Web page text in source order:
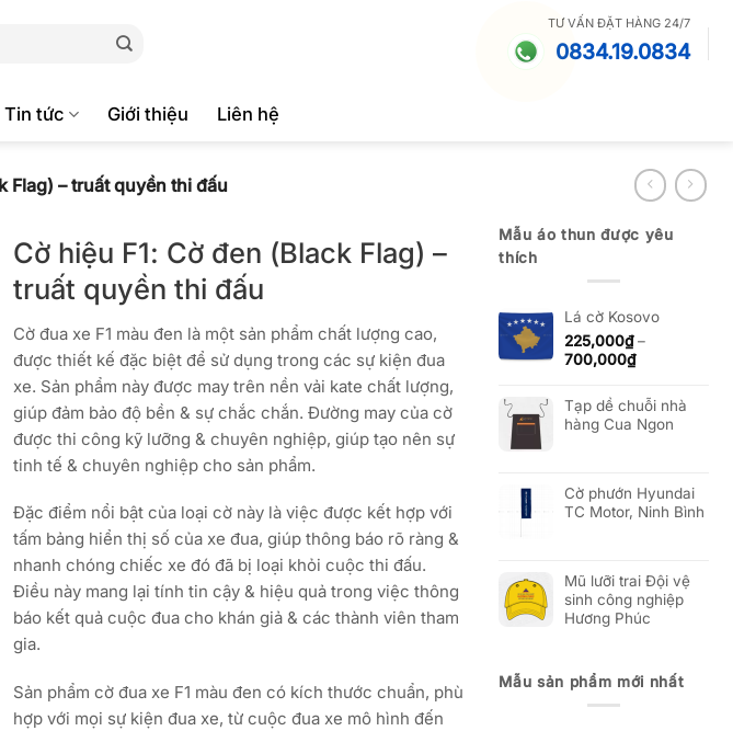
TƯ VẤN ĐẶT HÀNG 24/7
0834.19.0834
Tin tức Giới thiệu Liên hệ
Flag) – truất quyền thi đấu
Cờ hiệu F1: Cờ đen (Black Flag) –
truất quyền thi đấu
Cờ đua xe F1 màu đen là một sản phẩm chất lượng cao,
được thiết kế đặc biệt để sử dụng trong các sự kiện đua
xe. Sản phẩm này được may trên nền vải kate chất lượng,
giúp đảm bảo độ bền & sự chắc chắn. Đường may của cờ
được thi công kỹ lưỡng & chuyên nghiệp, giúp tạo nên sự
tinh tế & chuyên nghiệp cho sản phẩm.
Đặc điểm nổi bật của loại cờ này là việc được kết hợp với
tấm bảng hiển thị số của xe đua, giúp thông báo rõ ràng &
nhanh chóng chiếc xe đó đã bị loại khỏi cuộc thi đấu.
Điều này mang lại tính tin cậy & hiệu quả trong việc thông
báo kết quả cuộc đua cho khán giả & các thành viên tham
gia.
Sản phẩm cờ đua xe F1 màu đen có kích thước chuẩn, phù
hợp với mọi sự kiện đua xe, từ cuộc đua xe mô hình đến
Mẫu áo thun được yêu
thích
Lá cờ Kosovo
225,000₫ –
700,000₫Khoảng
từ
225,000₫
đến
Tạp dề chuỗi nhà
hàng Cua Ngon
Cờ phướn Hyundai
TC Motor, Ninh Bình
Mũ lưỡi trai Đội vệ
sinh công nghiệp
Hương Phúc
Mẫu sản phẩm mới nhất